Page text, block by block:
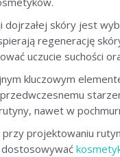
dojrzałej skóry jest
regenerację
uczucie suchości
kluczowym
nawet w
projektowaniu